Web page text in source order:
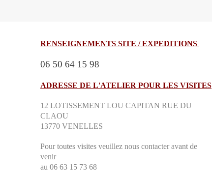
RENSEIGNEMENTS SITE / EXPEDITIONS
06 50 64 15 98
ADRESSE DE L'ATELIER POUR LES VISITES
12 LOTISSEMENT LOU CAPITAN RUE DU
CLAOU
13770 VENELLES
Pour toutes visites veuillez nous contacter avant de
venir
au 06 63 15 73 68